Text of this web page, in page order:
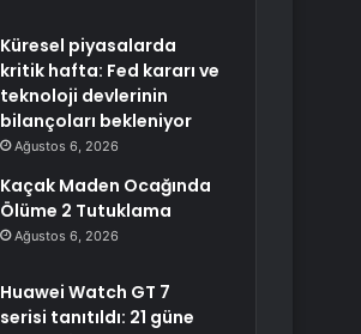
Küresel piyasalarda
kritik hafta: Fed kararı ve
teknoloji devlerinin
bilançoları bekleniyor
Ağustos 6, 2026
Kaçak Maden Ocağında
Ölüme 2 Tutuklama
Ağustos 6, 2026
Huawei Watch GT 7
serisi tanıtıldı: 21 güne